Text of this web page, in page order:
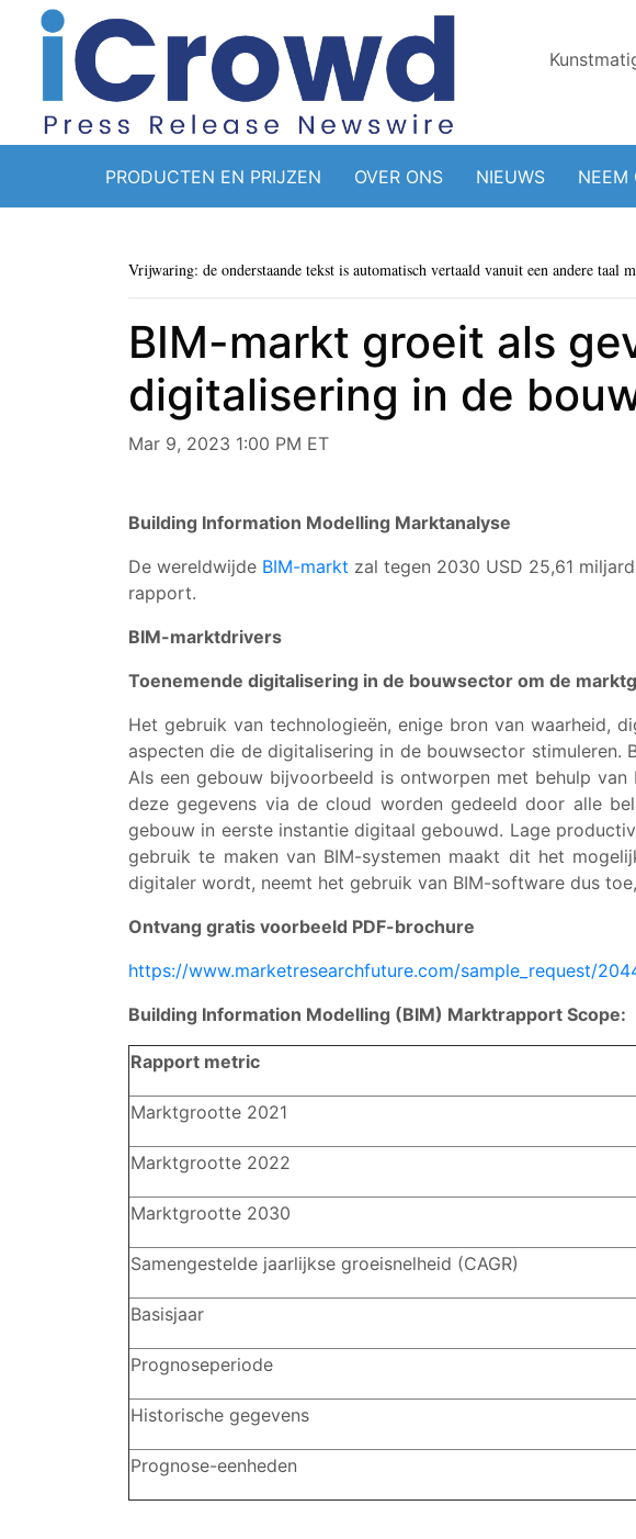
PRODUCTEN EN PRIJZEN OVER ONS NIEUWS NEEM
Vrijwaring: de onderstaande tekst is automatisch vertaald vanuit een andere taal
BIM-markt groeit als
digitalisering in de
Mar 9, 2023 1:00 PM ET
Building Information Modelling Marktanalyse
De wereldwijde BIM-markt zal tegen 2030 USD 25,61
rapport.
BIM-marktdrivers
Toenemende digitalisering in de bouwsector om de
Het gebruik van technologieën, enige bron van waarheid,
aspecten die de digitalisering in de bouwsector
Als een gebouw bijvoorbeeld is ontworpen met behulp
deze gegevens via de cloud worden gedeeld door alle
gebouw in eerste instantie digitaal gebouwd. Lage
gebruik te maken van BIM-systemen maakt dit het
digitaler wordt, neemt het gebruik van BIM-software dus
Ontvang gratis voorbeeld PDF-brochure
https://www.marketresearchfuture.com/sample_request/
Building Information Modelling (BIM) Marktrapport Scope:
Rapport metric
Marktgrootte 2021
Marktgrootte 2022
Marktgrootte 2030
Samengestelde jaarlijkse groeisnelheid (CAGR)
Basisjaar
Prognoseperiode
Historische gegevens
Prognose-eenheden